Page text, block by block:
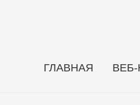
ГЛАВНАЯ